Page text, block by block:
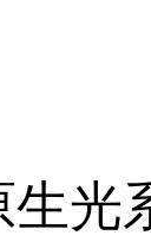
光